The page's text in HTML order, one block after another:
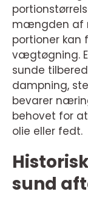
mængden af
portioner kan
vægtøgning.
sunde
dampning,
bevarer
behovet for
olie eller fedt.
sund